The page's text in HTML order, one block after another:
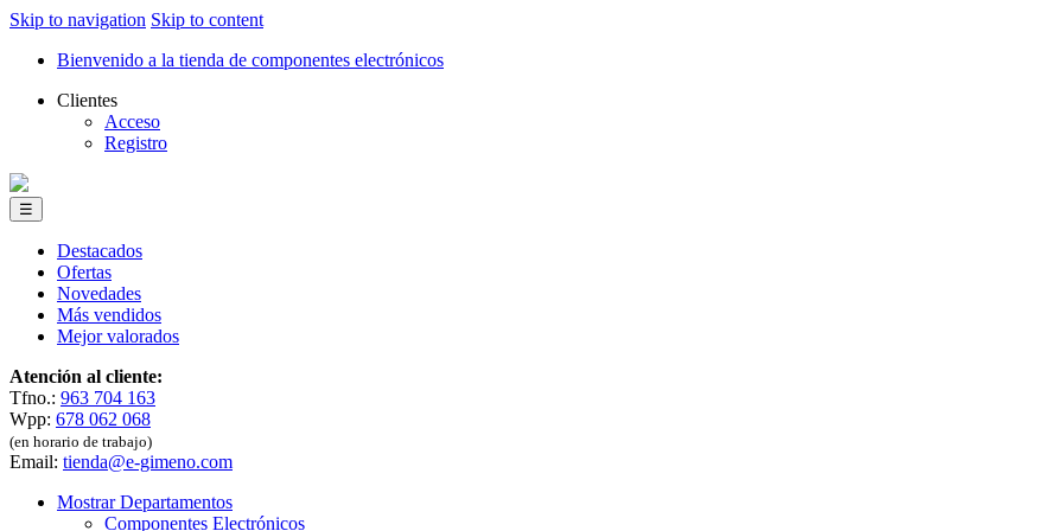
Skip to navigation Skip to content
Bienvenido a la tienda de componentes electrónicos
Clientes
Acceso
Registro
☰
Destacados
Ofertas
Novedades
Más vendidos
Mejor valorados
Atención al cliente:
Tfno.: 963 704 163
Wpp: 678 062 068
(en horario de trabajo)
Email: tienda@e-gimeno.com
Mostrar Departamentos
Componentes Electrónicos